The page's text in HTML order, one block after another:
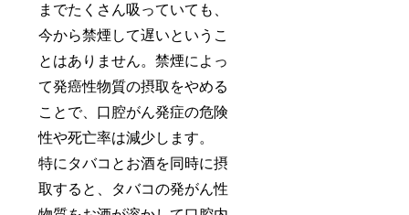
までたくさん吸っていても、
今から禁煙して遅いというこ
とはありません。禁煙によっ
て発癌性物質の摂取をやめる
ことで、口腔がん発症の危険
性や死亡率は減少します。
特にタバコとお酒を同時に摂
取すると、タバコの発がん性